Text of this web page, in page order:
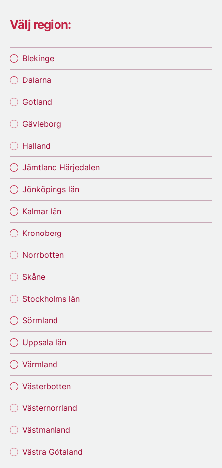
Välj region:
Blekinge
Dalarna
Gotland
Gävleborg
Halland
Jämtland Härjedalen
Jönköpings län
Kalmar län
Kronoberg
Norrbotten
Skåne
Stockholms län
Sörmland
Uppsala län
Värmland
Västerbotten
Västernorrland
Västmanland
Västra Götaland